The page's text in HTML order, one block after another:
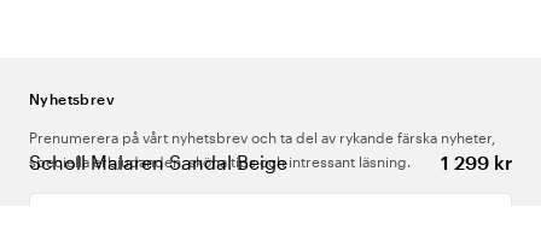
Scholl Malaren Sandal Beige 1 299 kr
Nyhetsbrev
Prenumerera på vårt nyhetsbrev och ta del av rykande färska nyheter,
speciella erbjudanden, sköna tips och intressant läsning.
Ange din e-postadress